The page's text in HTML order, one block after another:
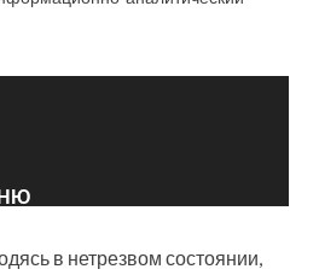
в нетрезвом состоянии,